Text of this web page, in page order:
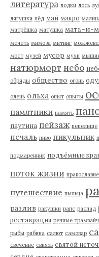
литература лодки лось
лягушки лёд май макро
матрёшка матушка мать-и-
мечеть мимоза митинг
мост музей мусор мухи
натюрморт небо
обряды общество огонь
олень ольха опыт опыты
памятники память
паутина пейзаж пепелище
печаль пиво пикульник
подмаренник подъёмные
поток жизни православие
путешествие пыльца
разлив ракушки рапс распад
реставрация речные
рыбы рябина салют самовар
свечение свиязь святой